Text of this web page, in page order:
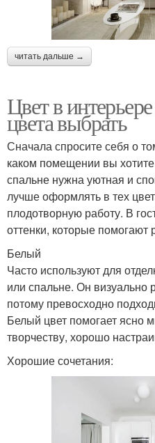
читать дальше →
Цвет в
цвета выбрать
Сначала спросите себя о
каком помещении вы
спальне нужна уютная и
лучше оформлять в тех
плодотворную работу. В
оттенки, которые помогают
Белый
Часто используют для
или спальне. Он визуально
потому превосходно
Белый цвет помогает ясно
творчеству, хорошо
Хорошие сочетания: